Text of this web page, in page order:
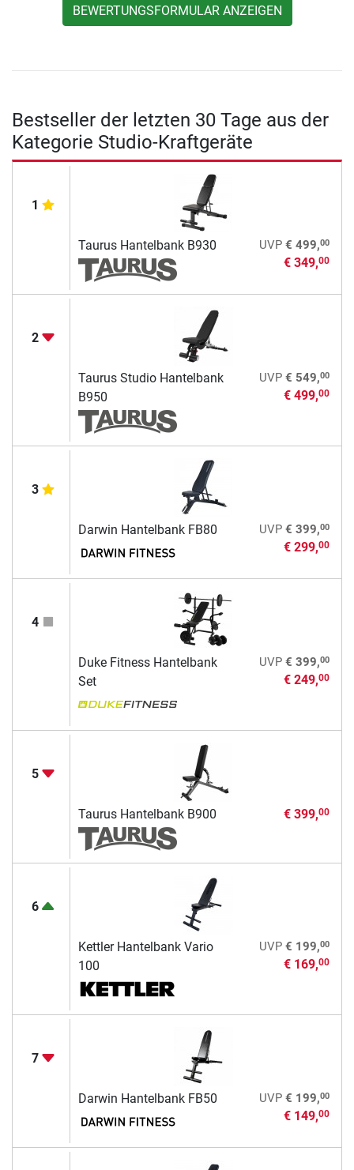
BEWERTUNGSFORMULAR ANZEIGEN
Bestseller der letzten 30 Tage aus der
Kategorie Studio-Kraftgeräte
1
Taurus Hantelbank B930 UVP € 499,00
€ 349,00
2
Taurus Studio Hantelbank
B950
UVP € 549,00
€ 499,00
3
Darwin Hantelbank FB80 UVP € 399,00
€ 299,00
4
Duke Fitness Hantelbank
Set
UVP € 399,00
€ 249,00
5
Taurus Hantelbank B900 € 399,00
6
Kettler Hantelbank Vario
100
UVP € 199,00
€ 169,00
7
Darwin Hantelbank FB50 UVP € 199,00
€ 149,00